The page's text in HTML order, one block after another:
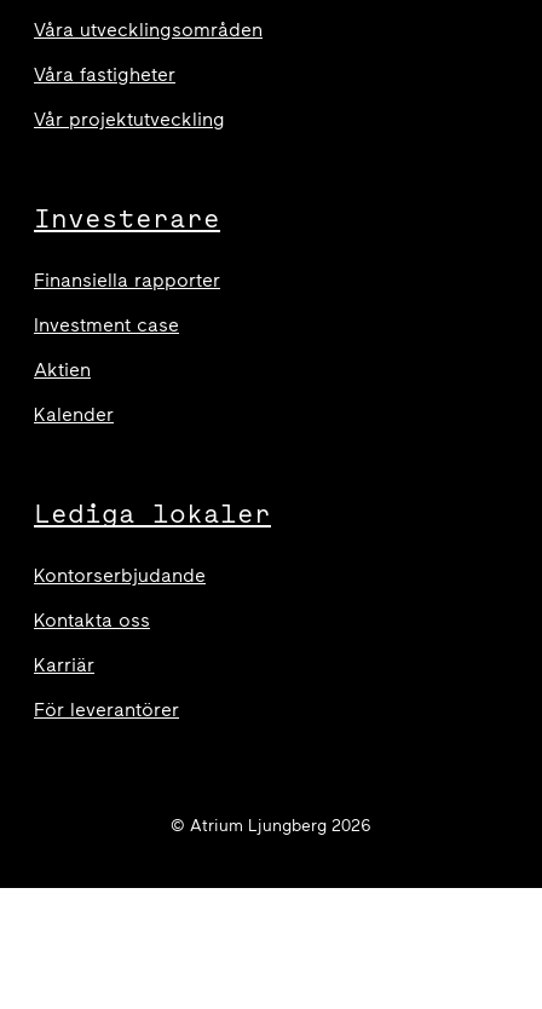
Våra utvecklingsområden
Våra fastigheter
Vår projektutveckling
Investerare
Finansiella rapporter
Investment case
Aktien
Kalender
Lediga lokaler
Kontorserbjudande
Kontakta oss
Karriär
För leverantörer
© Atrium Ljungberg 2026